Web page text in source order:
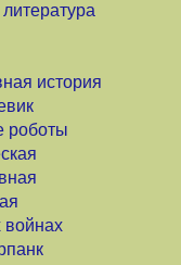
история
роботы
войнах